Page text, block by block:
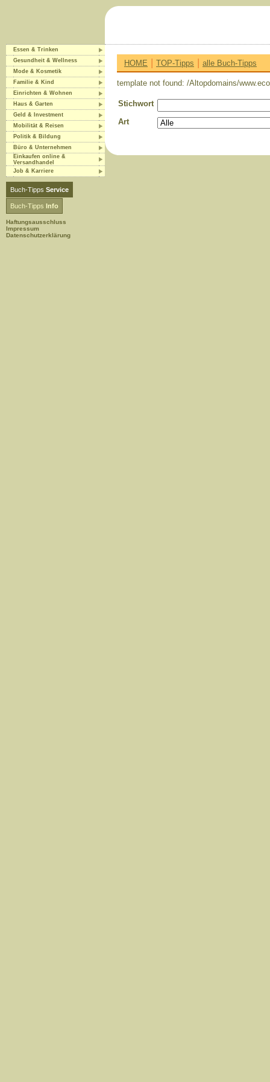
Essen & Trinken
Gesundheit & Wellness
Mode & Kosmetik
Familie & Kind
Einrichten & Wohnen
Haus & Garten
Geld & Investment
Mobilität & Reisen
Politik & Bildung
Büro & Unternehmen
Einkaufen online &
Versandhandel
Job & Karriere
Buch-Tipps Service
Buch-Tipps Info
Haftungsausschluss
Impressum
Datenschutzerklärung
HOME | TOP-Tipps | alle Buch-Tipps
template not found: /Altopdomains/
Stichwort
Art